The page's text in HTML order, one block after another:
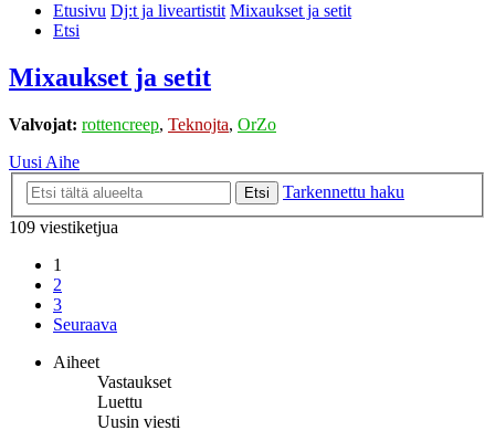
Etusivu Dj:t ja liveartistit Mixaukset ja setit
Etsi
Mixaukset ja setit
Valvojat: rottencreep, Teknojta, OrZo
Uusi Aihe
Etsi
Tarkennettu haku
109 viestiketjua
1
2
3
Seuraava
Aiheet
Vastaukset
Luettu
Uusin viesti